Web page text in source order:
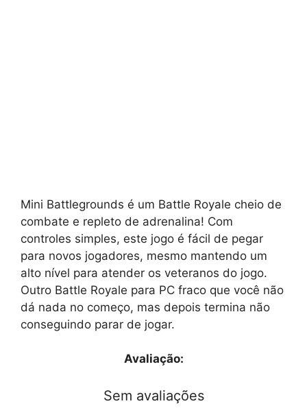
Mini Battlegrounds é um Battle Royale cheio de
combate e repleto de adrenalina! Com
controles simples, este jogo é fácil de pegar
para novos jogadores, mesmo mantendo um
alto nível para atender os veteranos do jogo.
Outro Battle Royale para PC fraco que você não
dá nada no começo, mas depois termina não
conseguindo parar de jogar.
Avaliação:
Sem avaliações